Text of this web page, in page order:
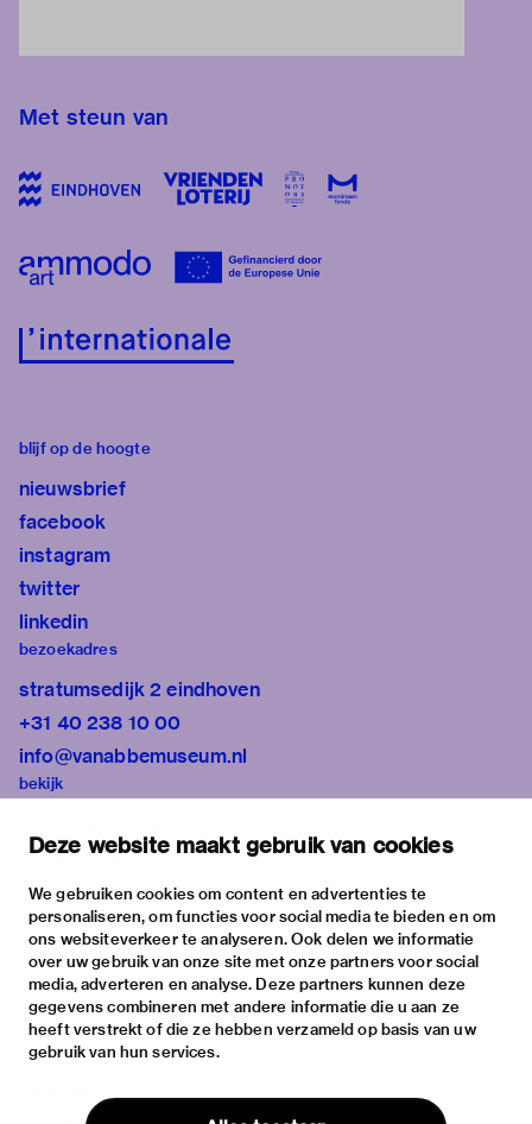
Deze website maakt gebruik van cookies
We gebruiken cookies om content en advertenties te
personaliseren, om functies voor social media te bieden en om
ons websiteverkeer te analyseren. Ook delen we informatie
over uw gebruik van onze site met onze partners voor social
media, adverteren en analyse. Deze partners kunnen deze
gegevens combineren met andere informatie die u aan ze
heeft verstrekt of die ze hebben verzameld op basis van uw
gebruik van hun services.
Met steun van
blijf op de hoogte
nieuwsbrief
facebook
instagram
twitter
linkedin
bezoekadres
stratumsedijk 2 eindhoven
+31 40 238 10 00
info@vanabbemuseum.nl
bekijk
activiteiten
praktische informatie
over
het museum
de collectie
fondsen & partners